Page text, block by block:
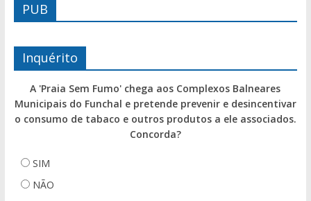
PUB
Inquérito
A 'Praia Sem Fumo' chega aos Complexos Balneares
Municipais do Funchal e pretende prevenir e desincentivar
o consumo de tabaco e outros produtos a ele associados.
Concorda?
SIM
NÃO